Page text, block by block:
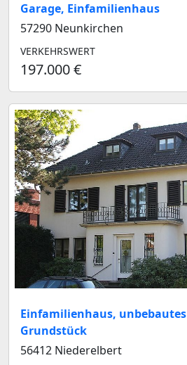
Garage, Einfamilienhaus
57290 Neunkirchen
VERKEHRSWERT
197.000 €
Einfamilienhaus, unbebautes
Grundstück
56412 Niederelbert